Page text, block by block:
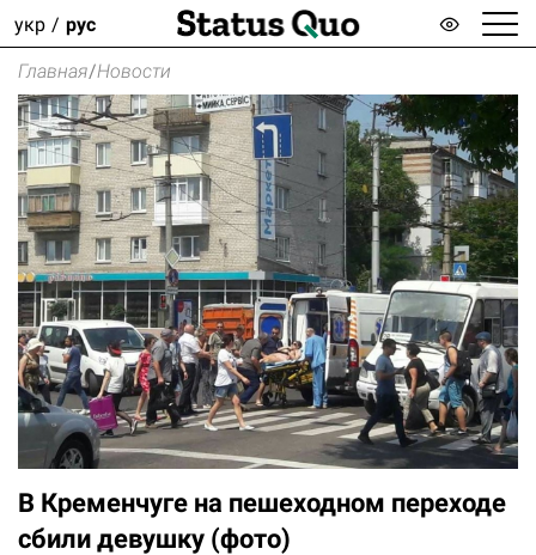
укр рус
Главная/Новости
В Кременчуге на пешеходном переходе
сбили девушку (фото)